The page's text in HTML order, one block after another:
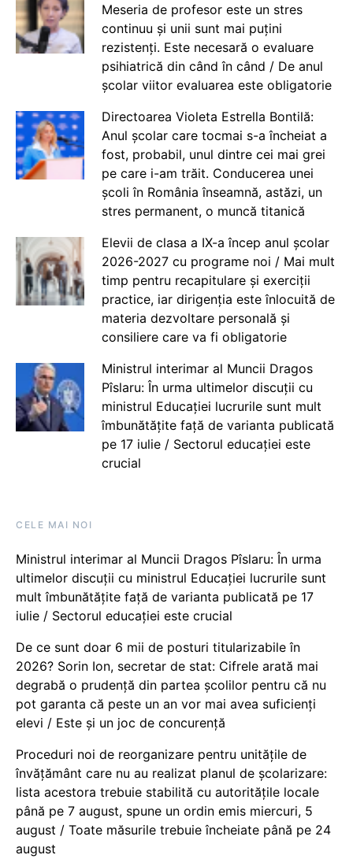
Meseria de profesor este un stres
continuu și unii sunt mai puțini
rezistenți. Este necesară o evaluare
psihiatrică din când în când / De anul
școlar viitor evaluarea este obligatorie
Directoarea Violeta Estrella Bontilă:
Anul școlar care tocmai s-a încheiat a
fost, probabil, unul dintre cei mai grei
pe care i-am trăit. Conducerea unei
școli în România înseamnă, astăzi, un
stres permanent, o muncă titanică
Elevii de clasa a IX-a încep anul școlar
2026-2027 cu programe noi / Mai mult
timp pentru recapitulare și exerciții
practice, iar dirigenția este înlocuită de
materia dezvoltare personală și
consiliere care va fi obligatorie
Ministrul interimar al Muncii Dragos
Pîslaru: În urma ultimelor discuții cu
ministrul Educației lucrurile sunt mult
îmbunătățite față de varianta publicată
pe 17 iulie / Sectorul educației este
crucial
CELE MAI NOI
Ministrul interimar al Muncii Dragos Pîslaru: În urma
ultimelor discuții cu ministrul Educației lucrurile sunt
mult îmbunătățite față de varianta publicată pe 17
iulie / Sectorul educației este crucial
De ce sunt doar 6 mii de posturi titularizabile în
2026? Sorin Ion, secretar de stat: Cifrele arată mai
degrabă o prudență din partea școlilor pentru că nu
pot garanta că peste un an vor mai avea suficienți
elevi / Este și un joc de concurență
Proceduri noi de reorganizare pentru unitățile de
învățământ care nu au realizat planul de școlarizare:
lista acestora trebuie stabilită cu autoritățile locale
până pe 7 august, spune un ordin emis miercuri, 5
august / Toate măsurile trebuie încheiate până pe 24
august